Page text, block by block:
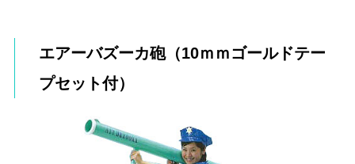
エアーバズーカ砲（10ｍｍゴールドテー
プセット付）